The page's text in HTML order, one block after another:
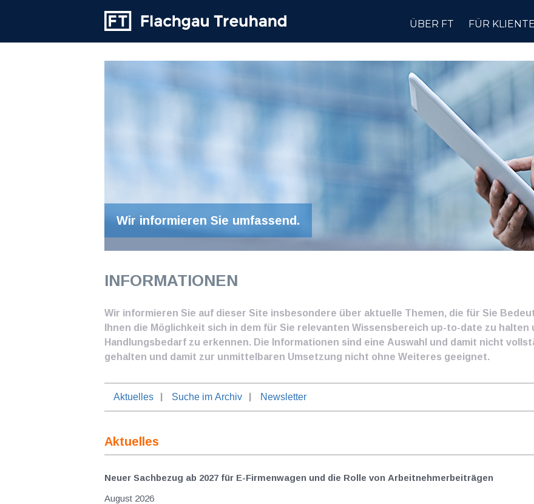
ÜBER FT FÜR
Wir informieren Sie umfassend.
INFORMATIONEN
Wir informieren Sie auf dieser Site insbesondere über aktuelle Themen, die für Sie
Ihnen die Möglichkeit sich in dem für Sie relevanten Wissensbereich up-to-date zu
Handlungsbedarf zu erkennen. Die Informationen sind eine Auswahl und damit nicht
gehalten und damit zur unmittelbaren Umsetzung nicht ohne Weiteres geeignet.
Aktuelles Suche im Archiv Newsletter
Aktuelles
Neuer Sachbezug ab 2027 für E-Firmenwagen und die Rolle von Arbeitnehmer​­beiträgen
August 2026